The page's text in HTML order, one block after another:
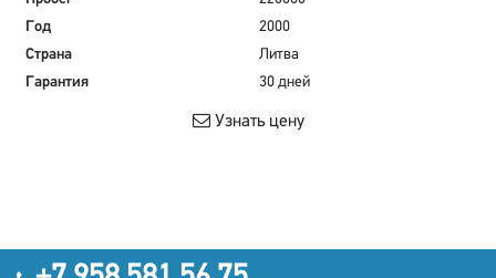
Год
2000
Страна
Литва
Гарантия
30 дней
Узнать цену